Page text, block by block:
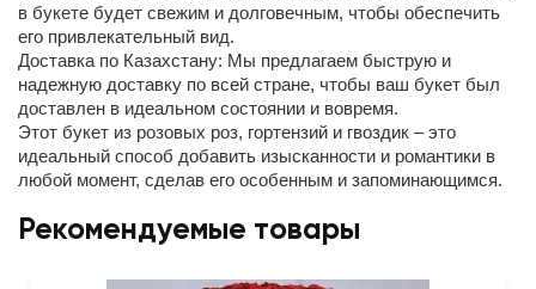
в букете будет свежим и долговечным, чтобы обеспечить
его привлекательный вид.
Доставка по Казахстану: Мы предлагаем быструю и
надежную доставку по всей стране, чтобы ваш букет был
доставлен в идеальном состоянии и вовремя.
Этот букет из розовых роз, гортензий и гвоздик – это
идеальный способ добавить изысканности и романтики в
любой момент, сделав его особенным и запоминающимся.
Рекомендуемые товары